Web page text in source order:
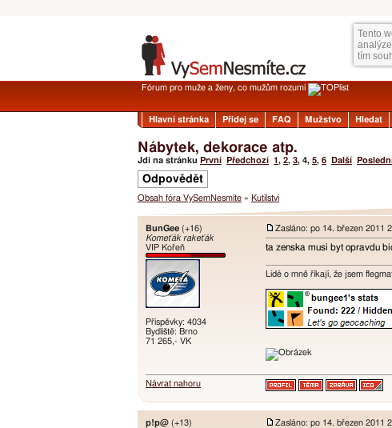
Tento
tím
Fórum pro muže a ženy, co mužům rozumí
Hlavní stránka Přidej se FAQ Mužstvo Hledat
Nábytek, dekorace atp.
Jdi na stránku První Předchozí 1, 2, 3, 4, 5, 6 Další
Odpovědět
Obsah fóra VySemNesmíte » Kutilství
BunGee (+16)
Komeťák rakeťák
VIP Kořeň
Příspěvky: 4034
Bydliště: Brno
71 265,- VK
Zasláno: po 14. březen 2011
ta zenska musi byt opravdu
Lidé o mně říkají, že jsem
Návrat nahoru
p!p@ (+13)
Zasláno: po 14. březen 2011